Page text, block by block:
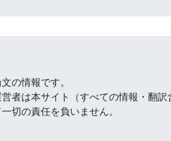
の情報です。
者は本サイト（すべての情報・翻
切の責任を負いません。